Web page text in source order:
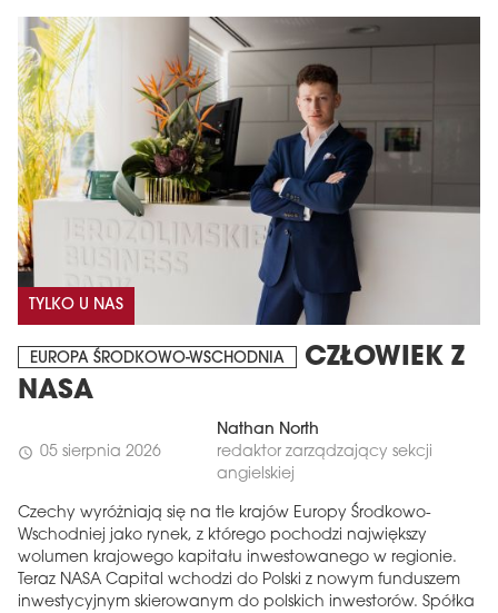
TYLKO U NAS
EUROPA ŚRODKOWO-WSCHODNIA
CZŁOWIEK Z
NASA
schedule 05 sierpnia 2026
Nathan North
redaktor zarządzający sekcji
angielskiej
Czechy wyróżniają się na tle krajów Europy Środkowo-
Wschodniej jako rynek, z którego pochodzi największy
wolumen krajowego kapitału inwestowanego w regionie.
Teraz NASA Capital wchodzi do Polski z nowym funduszem
inwestycyjnym skierowanym do polskich inwestorów. Spółka